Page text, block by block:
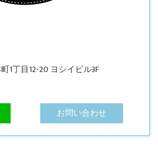
1丁目12-20 ヨシイビル3F
お問い合わせ